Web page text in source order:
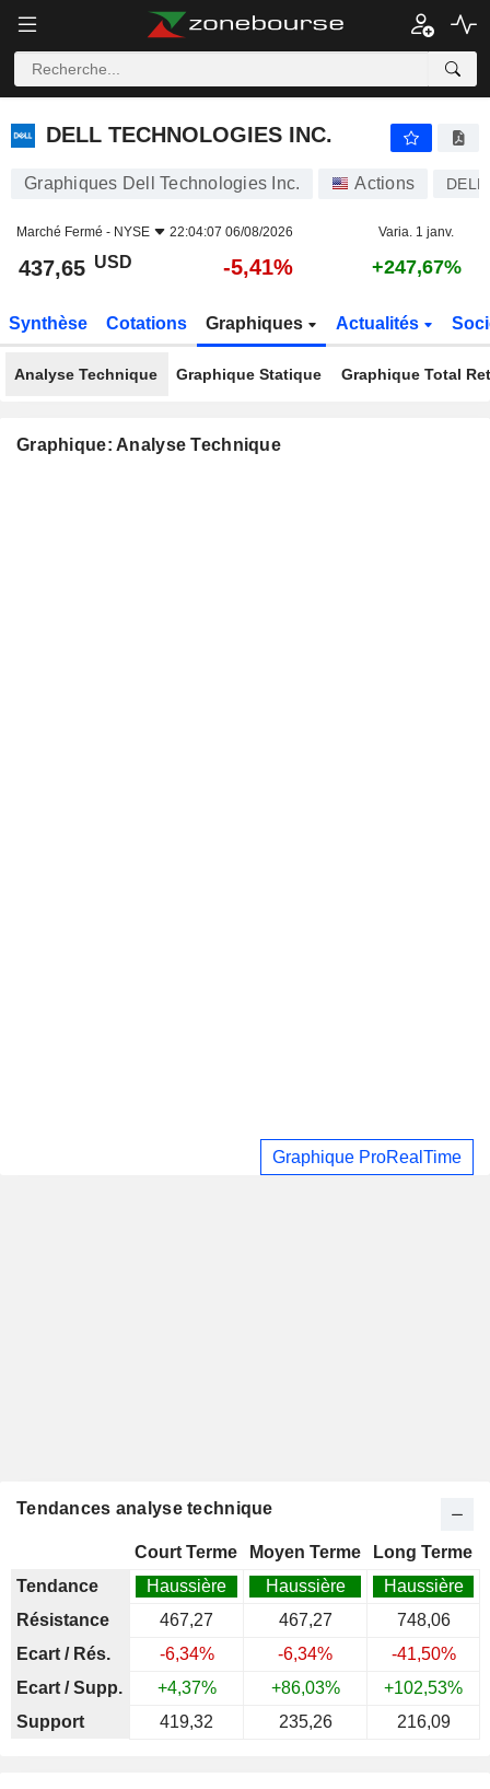
DELL TECHNOLOGIES INC.
DELL TECHNOLOGIES INC.
Graphiques Dell Technologies Inc. Actions DELL
Marché Fermé - NYSE 22:04:07 06/08/2026 Varia. 1 janv.
437,65 USD -5,41% +247,67%
Synthèse Cotations Graphiques Actualités
Analyse Technique Graphique Statique Graphique Total
Graphique: Analyse Technique
Graphique ProRealTime
Tendances analyse technique
Court Terme Moyen Terme
Long Terme
Tendance
Haussière Haussière
Haussière
Résistance
467,27 467,27
748,06
Ecart / Rés.
-6,34% -6,34%
-41,50%
Ecart / Supp.
+4,37% +86,03%
+102,53%
Support
419,32 235,26 216,09